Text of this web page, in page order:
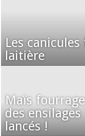
Les
laitière
Maïs
des ensilages
lancés !